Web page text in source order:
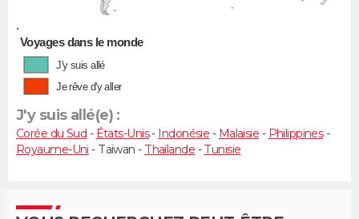
•
Voyages dans le monde
J'y suis allé
Je rêve d'y aller
J'y suis allé(e) :
Corée du Sud - États-Unis- Indonésie - Malaisie - Philippines-
Royaume-Uni - Taïwan - Thaïlande -Tunisie